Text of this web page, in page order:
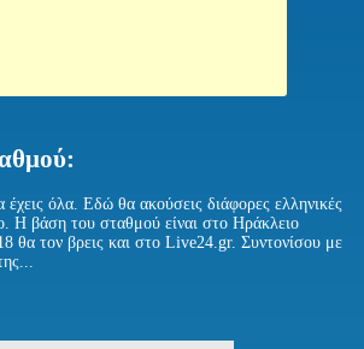
έχεις όλα. Εδώ θα ακούσεις διάφορες ελληνικές
Η βάση του σταθμού είναι στο Ηράκλειο
θα τον βρεις και στο Live24.gr. Συντονίσου με